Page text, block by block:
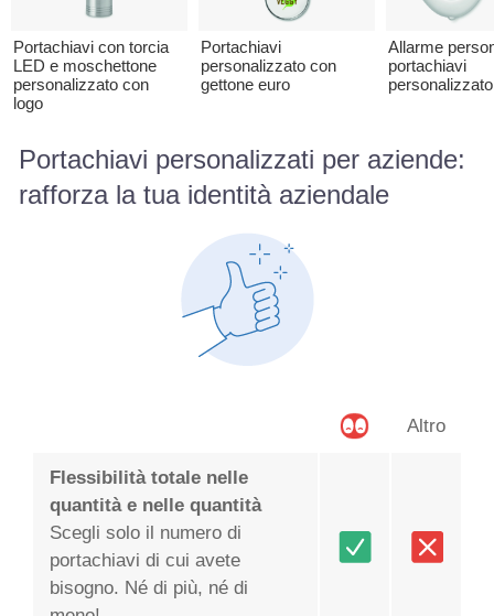
Portachiavi con torcia
LED e moschettone
personalizzato con
logo
Portachiavi
personalizzato con
gettone euro
Allarme
portachiavi
personalizzato
Portachiavi personalizzati per aziende:
rafforza la tua identità aziendale
Altro
Flessibilità totale nelle
quantità e nelle quantità
Scegli solo il numero di
portachiavi di cui avete
bisogno. Né di più, né di